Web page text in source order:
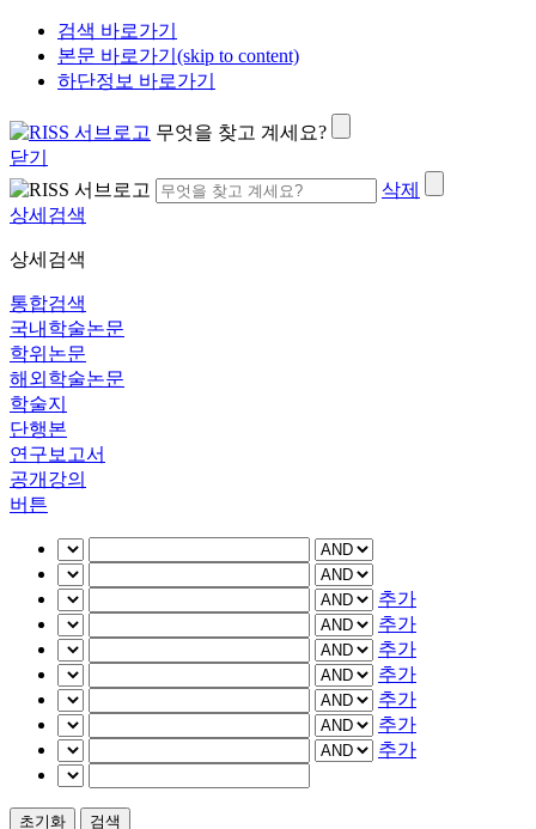
검색 바로가기
본문 바로가기(skip to content)
하단정보 바로가기
무엇을 찾고 계세요?
닫기
삭제
상세검색
상세검색
통합검색
국내학술논문
학위논문
해외학술논문
학술지
단행본
연구보고서
공개강의
버튼
추가
추가
추가
추가
추가
추가
추가